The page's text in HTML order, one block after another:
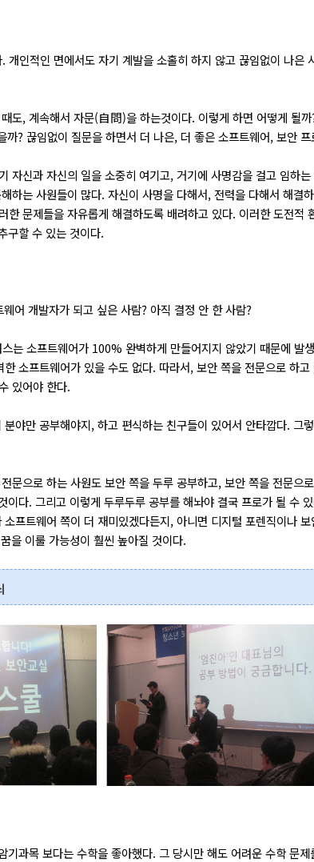
개인적인 면에서도 자기 계발을 소홀히 하지 않고 끊임없이 나은
도, 계속해서 자문(自問)을 하는것이다. 이렇게 하면 어떻게 될
? 끊임없이 질문을 하면서 더 나은, 더 좋은 소프트웨어, 보안
자신과 자신의 일을 소중히 여기고, 거기에 사명감을 걸고 임하
하는 사원들이 많다. 자신이 사명을 다해서, 전력을 다해서 해결
한 문제들을 자유롭게 해결하도록 배려하고 있다. 이러한 도전적
구할 수 있는 것이다.
어 개발자가 되고 싶은 사람? 아직 결정 안 한 사람?
는 소프트웨어가 100% 완벽하게 만들어지지 않았기 때문에 발
소프트웨어가 있을 수도 없다. 따라서, 보안 쪽을 전문으로 하
있어야 한다.
야만 공부해야지, 하고 편식하는 친구들이 있어서 안타깝다. 그
문으로 하는 사원도 보안 쪽을 두루 공부하고, 보안 쪽을 전문으
다. 그리고 이렇게 두루두루 공부를 해놔야 결국 프로가 될 수
프트웨어 쪽이 더 재미있겠다든지, 아니면 디지털 포렌직이나
을 이룰 가능성이 훨씬 높아질 것이다.
과목 보다는 수학을 좋아했다. 그 당시만 해도 어려운 수학 문